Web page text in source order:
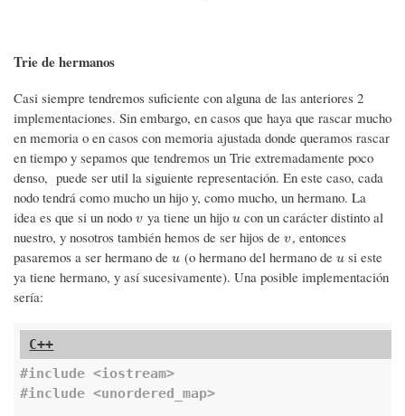
Trie de hermanos
Casi siempre tendremos suficiente con alguna de las anteriores 2
implementaciones. Sin embargo, en casos que haya que rascar mucho
en memoria o en casos con memoria ajustada donde queramos rascar
en tiempo y sepamos que tendremos un Trie extremadamente poco
denso, puede ser util la siguiente representación. En este caso, cada
nodo tendrá como mucho un hijo y, como mucho, un hermano. La
idea es que si un nodo v
v ya tiene un hijo u
u con un carácter distinto al
nuestro, y nosotros también hemos de ser hijos de v
v, entonces
pasaremos a ser hermano de u
u (o hermano del hermano de u
u si este
ya tiene hermano, y así sucesivamente). Una posible implementación
sería:
#include <iostream>
#include <unordered_map>